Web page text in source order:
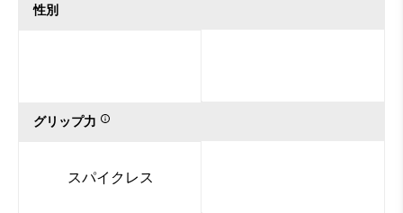
性別
グリップ力
スパイクレス